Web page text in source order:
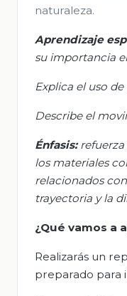
naturaleza.
Aprendizaje
su importancia
Explica el uso
Describe el
Énfasis: r
los materiales
relacionados
trayectoria y la
¿Qué vamos a
Realizarás un
preparado para